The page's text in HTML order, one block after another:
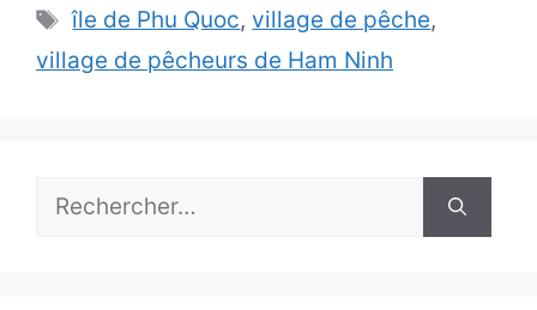
Étiquettes
île de Phu Quoc,village de pêche,
village de pêcheurs de Ham Ninh
Rechercher :